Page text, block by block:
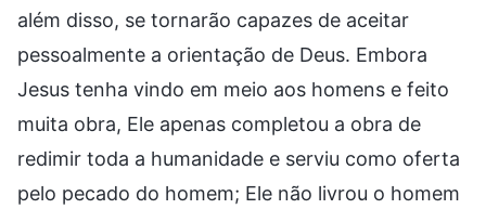
além disso, se tornarão capazes de aceitar
pessoalmente a orientação de Deus. Embora
Jesus tenha vindo em meio aos homens e feito
muita obra, Ele apenas completou a obra de
redimir toda a humanidade e serviu como oferta
pelo pecado do homem; Ele não livrou o homem